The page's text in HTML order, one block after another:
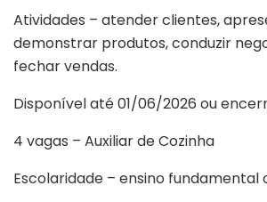
Atividades – atender clientes,
demonstrar produtos, conduzir
fechar vendas.
Disponível até 01/06/2026 ou
4 vagas – Auxiliar de Cozinha
Escolaridade – ensino fundamental